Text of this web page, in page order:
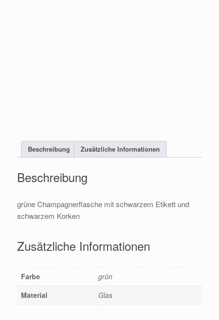
Beschreibung Zusätzliche Informationen
Beschreibung
grüne Champagnerflasche mit schwarzem Etikett und
schwarzem Korken
Zusätzliche Informationen
Farbe
grün
Material
Glas